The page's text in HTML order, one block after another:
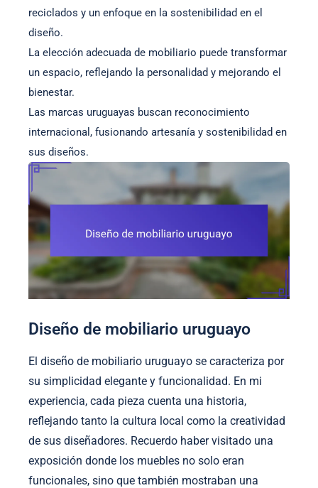
reciclados y un enfoque en la sostenibilidad en el
diseño.
La elección adecuada de mobiliario puede transformar
un espacio, reflejando la personalidad y mejorando el
bienestar.
Las marcas uruguayas buscan reconocimiento
internacional, fusionando artesanía y sostenibilidad en
sus diseños.
Diseño de mobiliario uruguayo
El diseño de mobiliario uruguayo se caracteriza por
su simplicidad elegante y funcionalidad. En mi
experiencia, cada pieza cuenta una historia,
reflejando tanto la cultura local como la creatividad
de sus diseñadores. Recuerdo haber visitado una
exposición donde los muebles no solo eran
funcionales, sino que también mostraban una